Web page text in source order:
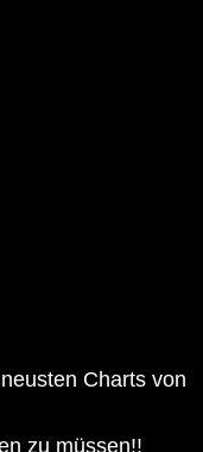
Charts von
zu müssen!!